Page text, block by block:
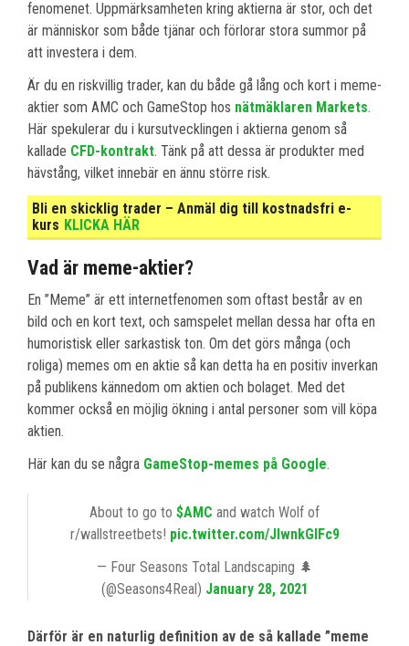
fenomenet. Uppmärksamheten kring aktierna är stor, och det
är människor som både tjänar och förlorar stora summor på
att investera i dem.
Är du en riskvillig trader, kan du både gå lång och kort i meme-
aktier som AMC och GameStop hos nätmäklaren Markets.
Här spekulerar du i kursutvecklingen i aktierna genom så
kallade CFD-kontrakt. Tänk på att dessa är produkter med
hävstång, vilket innebär en ännu större risk.
Bli en skicklig trader – Anmäl dig till kostnadsfri e-
kurs KLICKA HÄR
Vad är meme-aktier?
En ”Meme” är ett internetfenomen som oftast består av en
bild och en kort text, och samspelet mellan dessa har ofta en
humoristisk eller sarkastisk ton. Om det görs många (och
roliga) memes om en aktie så kan detta ha en positiv inverkan
på publikens kännedom om aktien och bolaget. Med det
kommer också en möjlig ökning i antal personer som vill köpa
aktien.
Här kan du se några GameStop-memes på Google.
About to go to $AMC and watch Wolf of
r/wallstreetbets! pic.twitter.com/JlwnkGIFc9
— Four Seasons Total Landscaping 🌲
(@Seasons4Real) January 28, 2021
Därför är en naturlig definition av de så kallade ”meme